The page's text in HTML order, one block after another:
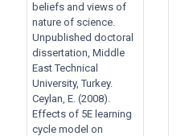
beliefs and views of
nature of science.
Unpublished doctoral
dissertation, Middle
East Technical
University, Turkey.
Ceylan, E. (2008).
Effects of 5E learning
cycle model on